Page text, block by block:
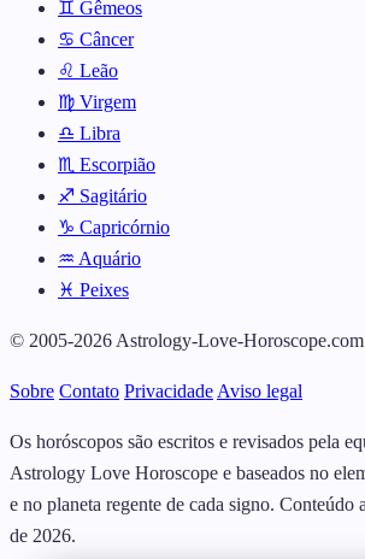
♊ Gêmeos
♋ Câncer
♌ Leão
♍ Virgem
♎ Libra
♏ Escorpião
♐ Sagitário
♑ Capricórnio
♒ Aquário
♓ Peixes
© 2005-2026 Astrology-Love-
Sobre Contato Privacidade Aviso legal
Os horóscopos são escritos e revisados pela
Astrology Love Horoscope e baseados no
e no planeta regente de cada signo. Conteúdo
de 2026.